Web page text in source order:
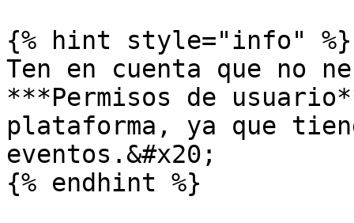
{% hint style="info" %}
Ten en cuenta que no
***Permisos de
plataforma, ya que
eventos.&#x20;
{% endhint %}